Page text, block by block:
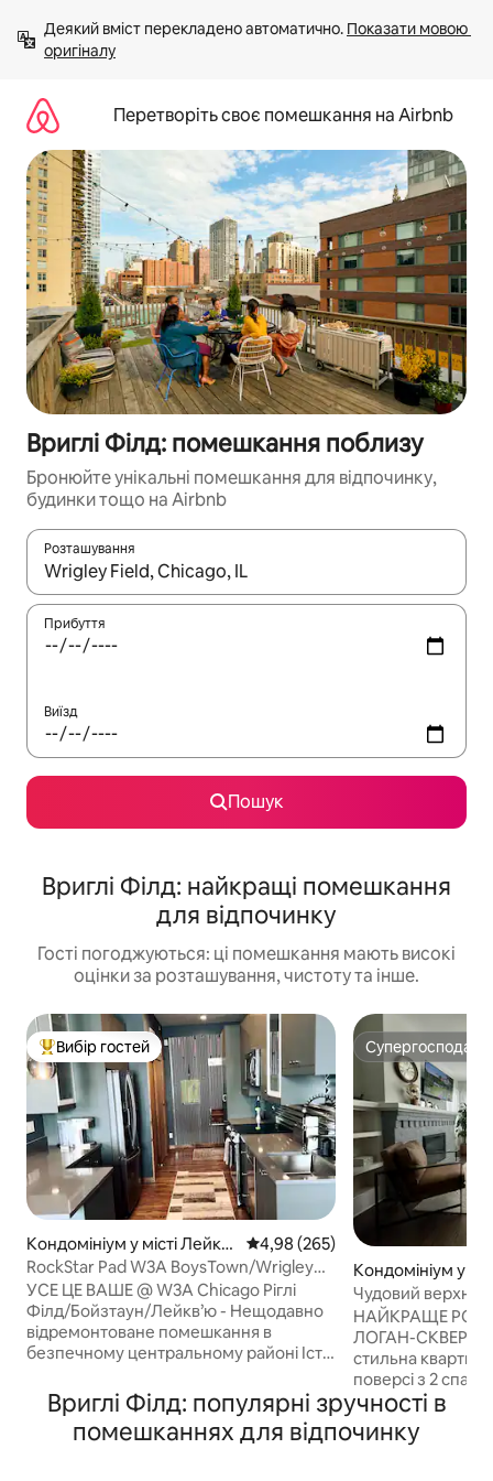
вмісту
Деякий вміст перекладено автоматично. Показати мовою
оригіналу
Перетворіть своє помешкання на Airbnb
Вриглі Філд: помешкання поблизу
Бронюйте унікальні помешкання для відпочинку,
будинки тощо на Airbnb
Розташування
Отримавши результати пошуку, використовуйте для
Прибуття
Виїзд
Пошук
Вриглі Філд: найкращі помешкання
для відпочинку
Гості погоджуються: ці помешкання мають високі
оцінки за розташування, чистоту та інше.
Топ вибір гостей
Вибір гостей
Кондомініум у місті Лейк-
В'ю
Середня оцінка: 4,98 з 5,
4,98 (265)
RockStar Pad W3A BoysTown/Wrigley
Field/Паркінг
УСЕ ЦЕ ВАШЕ @ W3A Chicago Ріглі
Філд/Бойзтаун/Лейкв’ю - Нещодавно
відремонтоване помешкання в
безпечному центральному районі Іст-
Boys town, пляжів, супермаркетів,
ресторанів з пізнім вечеряючим часом.
5 хвилин пішки до станції метро
Супергосподар
Супергосподар
Кондомініум у
de
Чудовий верхній
декількох кроках
НАЙКРАЩЕ
ЛОГАН-СКВЕР/
стильна
поверсі з 2
кімнатами,
розкішне
Вриглі Філд: популярні зручності в
помешканнях для відпочинку